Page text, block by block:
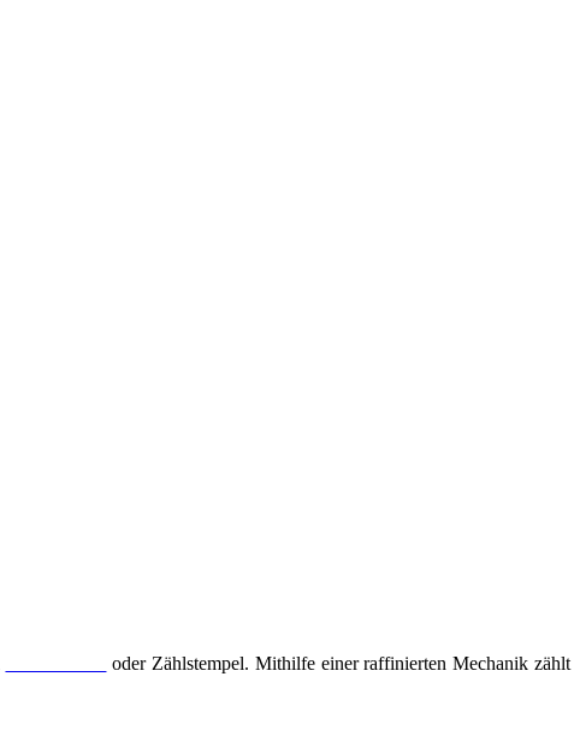
oder Zählstempel. Mithilfe einer raffinierten Mechanik zählt